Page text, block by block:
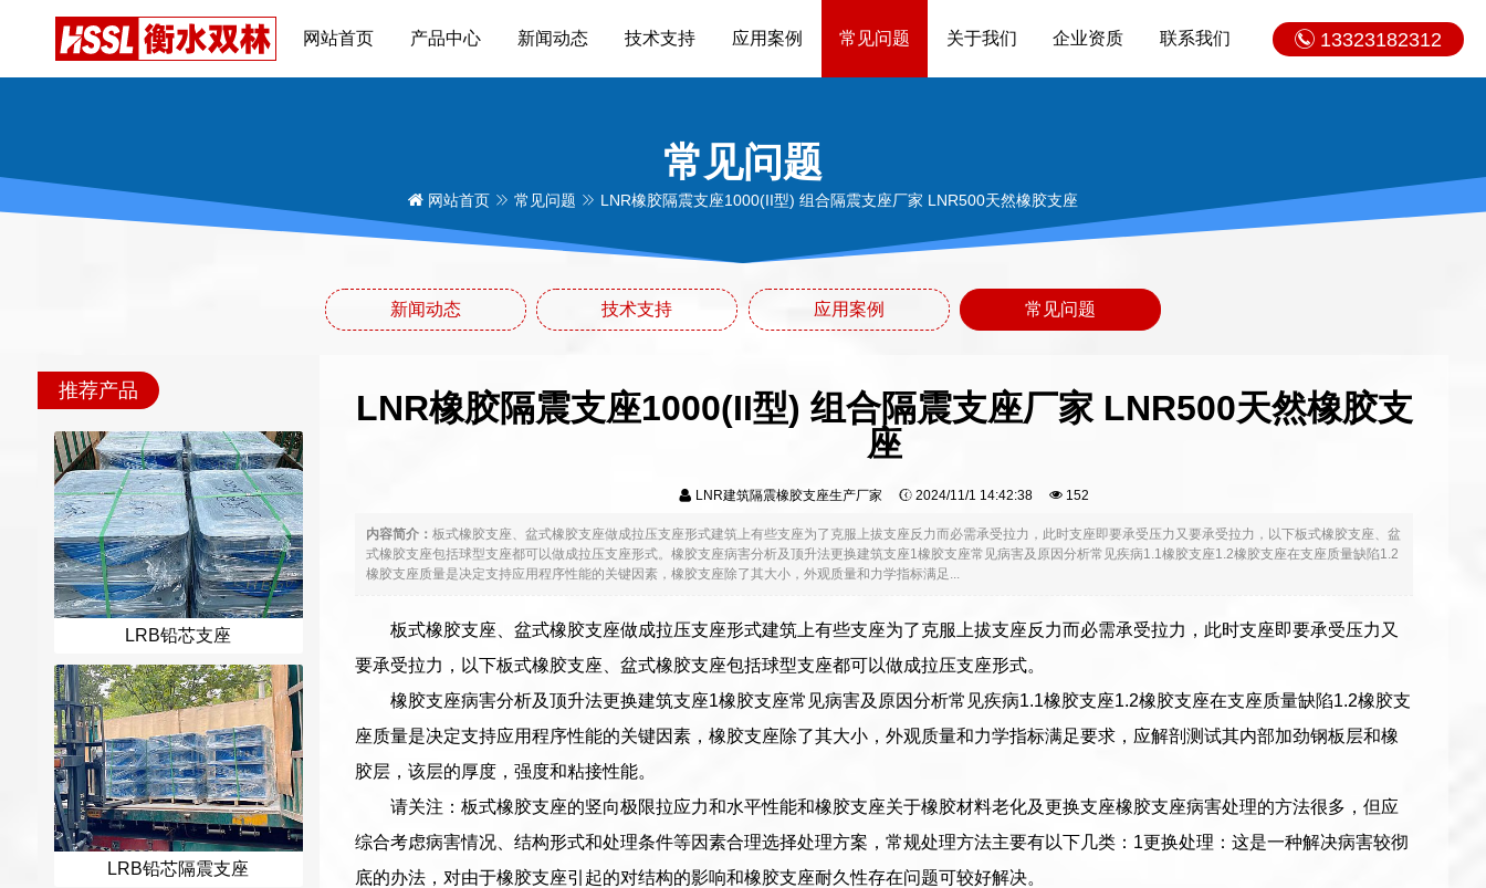
13323182312
网站首页 产品中心 新闻动态 技术支持 应用案例 常见问题 关于我们 企业资质 联系我们
常见问题
网站首页 常见问题 LNR橡胶隔震支座1000(II型) 组合隔震支座厂家 LNR500天然橡胶支座
新闻动态 技术支持 应用案例 常见问题
推荐产品
LRB铅芯支座
LRB铅芯隔震支座
LNR橡胶隔震支座1000(II型) 组合隔震支座厂家 LNR500天然橡胶支
座
LNR建筑隔震橡胶支座生产厂家 2024/11/1 14:42:38 152
内容简介： 板式橡胶支座、盆式橡胶支座做成拉压支座形式建筑上有些支座为了克服上拔支座反力而必需承受拉力，此时支座即要承受压力又要承受拉力，以下板式橡胶支座、盆
式橡胶支座包括球型支座都可以做成拉压支座形式。橡胶支座病害分析及顶升法更换建筑支座1橡胶支座常见病害及原因分析常见疾病1.1橡胶支座1.2橡胶支座在支座质量缺陷1.2
橡胶支座质量是决定支持应用程序性能的关键因素，橡胶支座除了其大小，外观质量和力学指标满足...
板式橡胶支座、盆式橡胶支座做成拉压支座形式建筑上有些支座为了克服上拔支座反力而必需承受拉力，此时支座即要承受压力又
要承受拉力，以下板式橡胶支座、盆式橡胶支座包括球型支座都可以做成拉压支座形式。
橡胶支座病害分析及顶升法更换建筑支座1橡胶支座常见病害及原因分析常见疾病1.1橡胶支座1.2橡胶支座在支座质量缺陷1.2橡胶支
座质量是决定支持应用程序性能的关键因素，橡胶支座除了其大小，外观质量和力学指标满足要求，应解剖测试其内部加劲钢板层和橡
胶层，该层的厚度，强度和粘接性能。
请关注：板式橡胶支座的竖向极限拉应力和水平性能和橡胶支座关于橡胶材料老化及更换支座橡胶支座病害处理的方法很多，但应
综合考虑病害情况、结构形式和处理条件等因素合理选择处理方案，常规处理方法主要有以下几类：1更换处理：这是一种解决病害较彻
底的办法，对由于橡胶支座引起的对结构的影响和橡胶支座耐久性存在问题可较好解决。